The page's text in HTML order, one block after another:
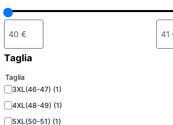
Taglia
Taglia
3XL(46-47) (1)
4XL(48-49) (1)
5XL(50-51) (1)